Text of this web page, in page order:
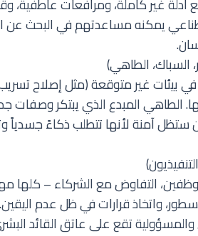
يمكنه مساعدتهم في البحث عن
في بيئات غير متوقعة (مثل إصلاح
الطاهي المبدع الذي يبتكر وصفات
ستظل آمنة لأنها تتطلب ذكاءً جسدياً
التفاوض مع الشركاء – كلها
واتخاذ قرارات في ظل عدم
والمسؤولية تقع على عاتق القائد